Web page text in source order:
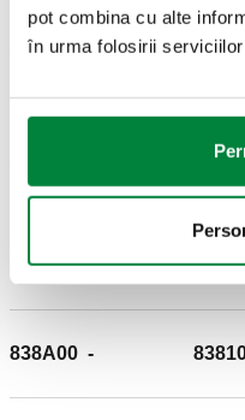
pot combina cu alte
în urma folosirii serviciilor
838B07 -
838A60 -
838A00 -